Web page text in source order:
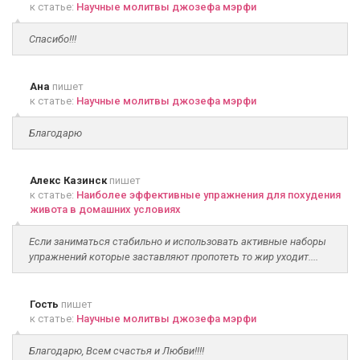
к статье: Научные молитвы джозефа мэрфи
Спасибо!!!
Ана пишет
к статье: Научные молитвы джозефа мэрфи
Благодарю
Алекс Казинскпишет
к статье: Наиболее эффективные упражнения для похудения
живота в домашних условиях
Если заниматься стабильно и использовать активные наборы
упражнений которые заставляют пропотеть то жир уходит....
Гость пишет
к статье: Научные молитвы джозефа мэрфи
Благодарю, Всем счастья и Любви!!!!